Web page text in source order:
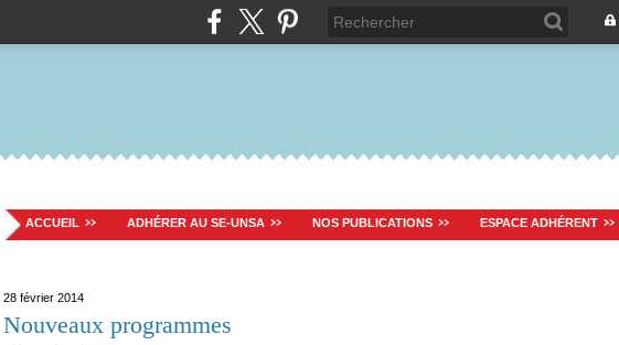
ACCUEIL ADHÉRER AU SE-UNSA NOS PUBLICATIONS ESPACE ADHÉRENT
28 février 2014
Nouveaux programmes